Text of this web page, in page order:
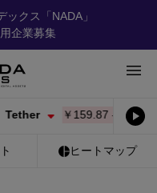
クス「NADA」
企業募集
￥159.87-0.02%
ヒートマップ